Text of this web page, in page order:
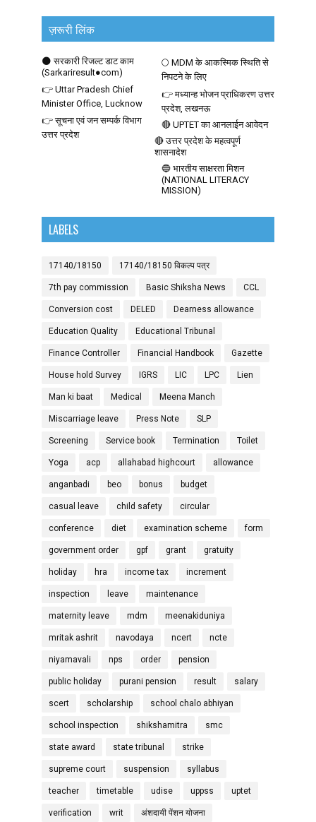
ज़रूरी लिंक
🌑 सरकारी रिजल्ट डाट काम
(Sarkariresult●com)
🌕 MDM के आकस्मिक स्थिति से
निपटने के लिए
👉 Uttar Pradesh Chief
Minister Office, Lucknow
👉 मध्यान्ह भोजन प्राधिकरण उत्तर
प्रदेश, लखनऊ
👉 सूचना एवं जन सम्पर्क विभाग
उत्तर प्रदेश
🔴 UPTET का आनलाईन आवेदन
🔴 उत्तर प्रदेश के महत्वपूर्ण
शासनादेश
🔵 भारतीय साक्षरता मिशन
(NATIONAL LITERACY
MISSION)
LABELS
17140/18150 17140/18150 विकल्प पत्र
7th pay commission Basic Shiksha News CCL
Conversion cost DELED Dearness allowance
Education Quality Educational Tribunal
Finance Controller Financial Handbook Gazette
House hold Survey IGRS LIC LPC Lien
Man ki baat Medical Meena Manch
Miscarriage leave Press Note SLP
Screening Service book Termination Toilet
Yoga acp allahabad highcourt allowance
anganbadi beo bonus budget
casual leave child safety circular
conference diet examination scheme form
government order gpf grant gratuity
holiday hra income tax increment
inspection leave maintenance
maternity leave mdm meenakiduniya
mritak ashrit navodaya ncert ncte
niyamavali nps order pension
public holiday purani pension result salary
scert scholarship school chalo abhiyan
school inspection shikshamitra smc
state award state tribunal strike
supreme court suspension syllabus
teacher timetable udise uppss uptet
verification writ अंशदायी पेंशन योजना